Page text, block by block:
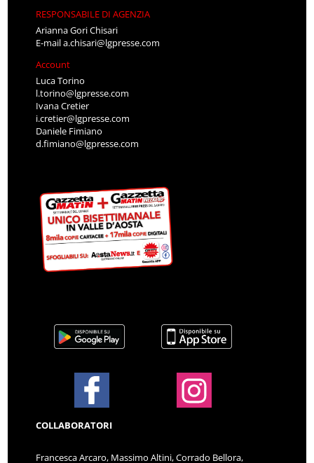
RESPONSABILE DI AGENZIA
Arianna Gori Chisari
E-maila.chisari@lgpresse.com
Account
Luca Torino
l.torino@lgpresse.com
Ivana Cretier
i.cretier@lgpresse.com
Daniele Fimiano
d.fimiano@lgpresse.com
COLLABORATORI
Francesca Arcaro, Massimo Altini, Corrado Bellora,